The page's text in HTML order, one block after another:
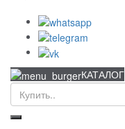
КАТАЛОГ